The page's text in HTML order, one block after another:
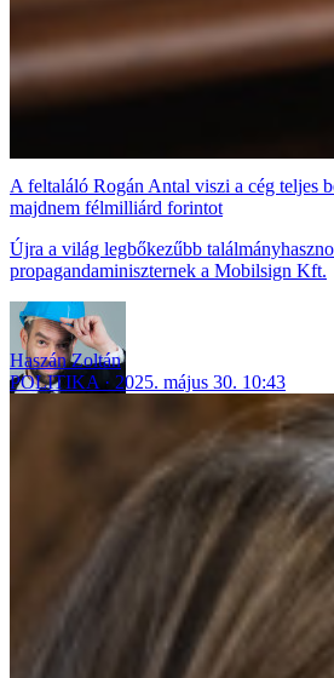
A feltaláló Rogán Antal viszi a cég teljes
majdnem félmilliárd forintot
Újra a világ legbőkezűbb
propagandaminiszternek a Mobilsign Kft.
Haszán Zoltán
POLITIKA
2025. május 30. 10:43